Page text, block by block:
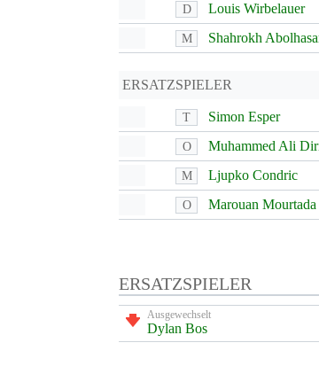
D Louis Wirbelauer
M Shahrokh
ERSATZSPIELER
T Simon Esper
O Muhammed Ali
M Ljupko Condric
O Marouan
ERSATZSPIELER
Ausgewechselt
Dylan Bos